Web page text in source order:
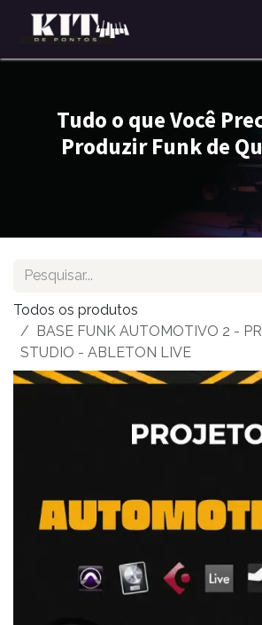
Pular para o conteúdo
Tudo o que Você
Produzir Funk de
Todos os produtos
BASE FUNK AUTOMOTIVO 2 -
STUDIO - ABLETON LIVE